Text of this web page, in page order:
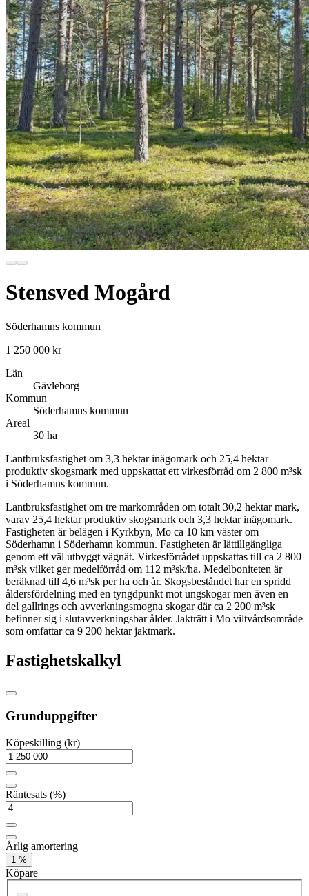
Stensved Mogård
Söderhamns kommun
1 250 000 kr
Län
Gävleborg
Kommun
Söderhamns kommun
Areal
30 ha
Lantbruksfastighet om 3,3 hektar inägomark och 25,4 hektar
produktiv skogsmark med uppskattat ett virkesförråd om 2 800 m³sk
i Söderhamns kommun.
Lantbruksfastighet om tre markområden om totalt 30,2 hektar mark,
varav 25,4 hektar produktiv skogsmark och 3,3 hektar inägomark.
Fastigheten är belägen i Kyrkbyn, Mo ca 10 km väster om
Söderhamn i Söderhamn kommun. Fastigheten är lättillgängliga
genom ett väl utbyggt vägnät. Virkesförrådet uppskattas till ca 2 800
m³sk vilket ger medelförråd om 112 m³sk/ha. Medelboniteten är
beräknad till 4,6 m³sk per ha och år. Skogsbeståndet har en spridd
åldersfördelning med en tyngdpunkt mot ungskogar men även en
del gallrings och avverkningsmogna skogar där ca 2 200 m³sk
befinner sig i slutavverkningsbar ålder. Jakträtt i Mo viltvårdsområde
som omfattar ca 9 200 hektar jaktmark.
Fastighetskalkyl
Grunduppgifter
Köpeskilling (kr)
Räntesats (%)
Årlig amortering
1 %
Köpare